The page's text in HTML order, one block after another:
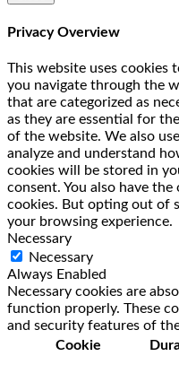
Privacy Overview
This website uses cookies
you navigate through the
that are categorized as
as they are essential for
of the website. We also
analyze and understand
cookies will be stored in
consent. You also have
cookies. But opting out of
your browsing experience.
Necessary
Necessary
Always Enabled
Necessary cookies are
function properly. These
and security features of
Cookie